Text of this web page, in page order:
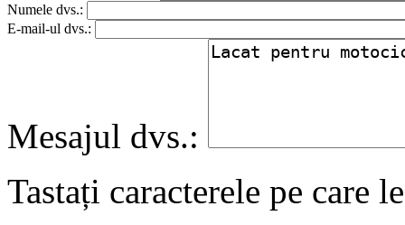
Numele dvs.:
E-mail-ul dvs.:
Mesajul dvs.:
Tastați caracterele pe care